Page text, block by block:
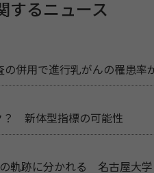
するニュース
併用で進行乳がんの罹患率
？ 新体型指標の可能性
軌跡に分かれる 名古屋大